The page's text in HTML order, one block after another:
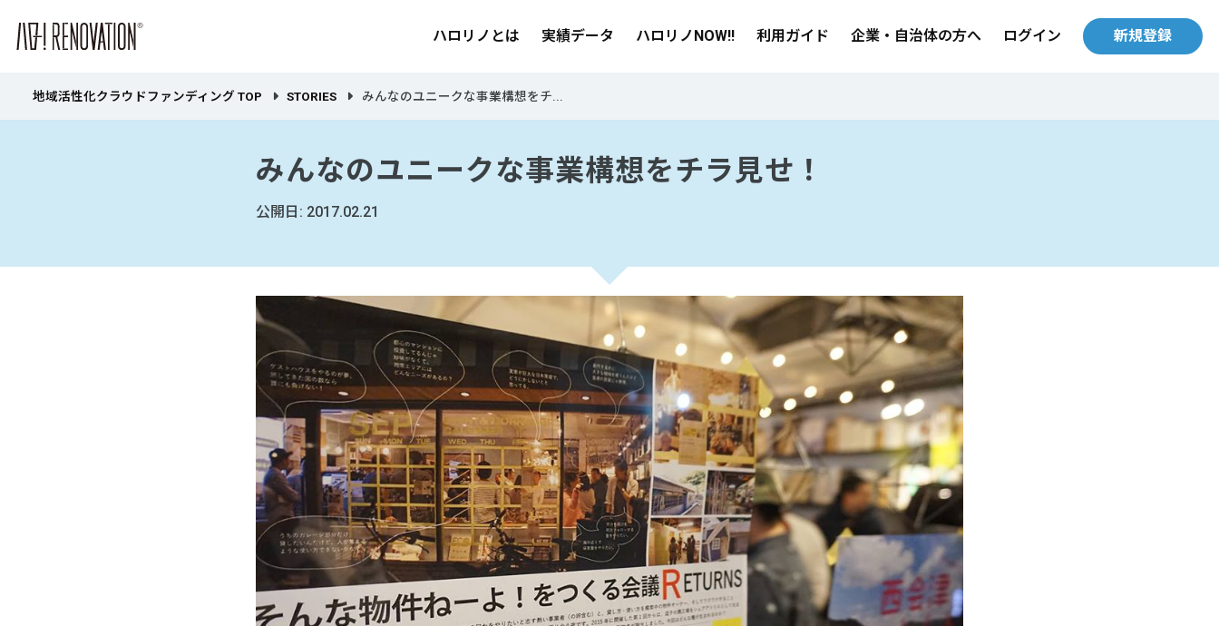
ハロリノとは 実績データ ハロリノNOW!! 利用ガイド 企業・自治体の方へ ログイン 新規登録
地域活性化クラウドファンディング TOP STORIES みんなのユニークな事業構想をチ...
みんなのユニークな事業構想をチラ見せ！
公開日: 2017.02.21